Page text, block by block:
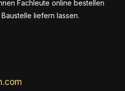
Fachleute online bestellen
liefern lassen.